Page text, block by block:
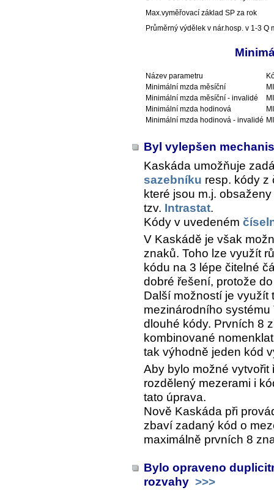
Max.vyměřovací základ SP za rok
Průměrný výdělek v nár.hosp. v 1-3 Q
Název parametru
Minimální mzda měsíční
Minimální mzda měsíční - invalidé
Minimální mzda hodinová
Minimální mzda hodinová - invalidé
Byl vylepšen
Kaskáda umožňuje
sazebníku resp. kódy z
které jsou m.j.
tzv. Intrastat.
Kódy v uvedeném
V Kaskádě je však
znaků. Toho lze využít
kódu na 3 lépe čitelné
dobré řešení, protože
Další možností je využít
mezinárodního
dlouhé kódy. Prvních 8
kombinované
tak výhodně jeden kód
Aby bylo možné
rozdělený mezerami i
tato úprava.
Nově Kaskáda při
zbaví zadaný kód o
maximálně prvních 8
Bylo opraveno
rozvahy >>>